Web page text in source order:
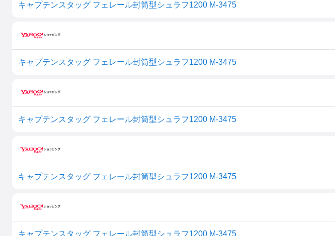
キャプテンスタッグ フェレール封筒型シュラフ1200 M-3475
キャプテンスタッグ フェレール封筒型シュラフ1200 M-3475
キャプテンスタッグ フェレール封筒型シュラフ1200 M-3475
キャプテンスタッグ フェレール封筒型シュラフ1200 M-3475
キャプテンスタッグ フェレール封筒型シュラフ1200 M-3475